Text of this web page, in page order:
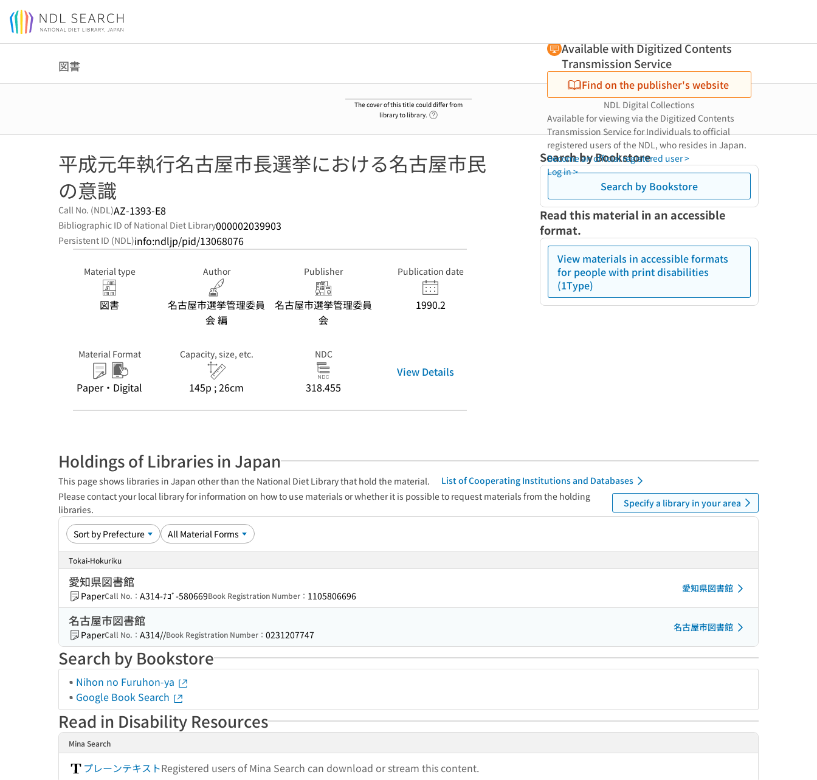
Jump to main content
図書
The cover of this title could differ from
library to library.
Available with Digitized Contents
Transmission Service
Find on the publisher's website
NDL Digital Collections
Available for viewing via the Digitized Contents
Transmission Service for Individuals to official
registered users of the NDL, who resides in Japan.
Become an official registered user >
Log in >
平成元年執行名古屋市長選挙における名古屋市民
の意識
Call No. (NDL)AZ-1393-E8
Bibliographic ID of National Diet Library000002039903
Persistent ID (NDL)info:ndljp/pid/13068076
Material type
図書
Author
名古屋市選挙管理委員
会 編
Publisher
名古屋市選挙管理委員
会
Publication date
1990.2
Material Format
Paper・Digital
Capacity, size, etc.
145p ; 26cm
NDC
318.455
View Details
Search by Bookstore
Search by Bookstore
Read this material in an accessible
format.
View materials in accessible formats
for people with print disabilities
(1Type)
Holdings of Libraries in Japan
This page shows libraries in Japan other than the National Diet Library that hold the material.
List of Cooperating Institutions and Databases
Please contact your local library for information on how to use materials or whether it is possible to request materials from the holding
libraries.
Specify a library in your area
Tokai-Hokuriku
愛知県図書館
PaperCall No.： A314-ﾅｺﾞ-580669Book Registration Number： 1105806696
愛知県図書館
名古屋市図書館
PaperCall No.： A314//Book Registration Number： 0231207747
名古屋市図書館
Search by Bookstore
Nihon no Furuhon-ya
Google Book Search
Read in Disability Resources
Mina Search
プレーンテキストRegistered users of Mina Search can download or stream this content.